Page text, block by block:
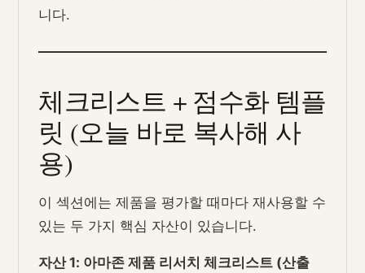
니다.
체크리스트 + 점수화 템플
릿 (오늘 바로 복사해 사
용)
이 섹션에는 제품을 평가할 때마다 재사용할 수
있는 두 가지 핵심 자산이 있습니다.
자산 1: 아마존 제품 리서치 체크리스트 (산출